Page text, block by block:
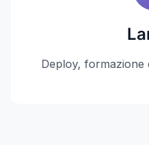
Deploy,